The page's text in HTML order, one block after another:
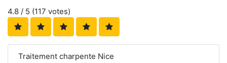
4.8 / 5 (117 votes)
Traitement charpente Nice